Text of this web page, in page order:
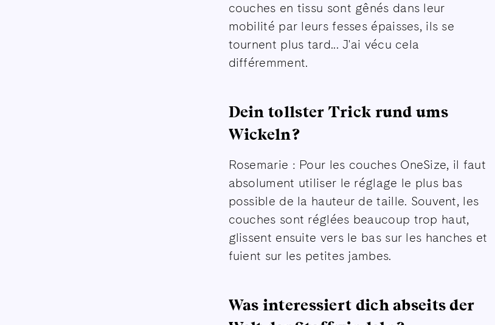
couches en tissu sont gênés dans leur
mobilité par leurs fesses épaisses, ils se
tournent plus tard... J'ai vécu cela
différemment.
Dein tollster Trick rund ums
Wickeln?
Rosemarie : Pour les couches OneSize, il faut
absolument utiliser le réglage le plus bas
possible de la hauteur de taille. Souvent, les
couches sont réglées beaucoup trop haut,
glissent ensuite vers le bas sur les hanches et
fuient sur les petites jambes.
Was interessiert dich abseits der